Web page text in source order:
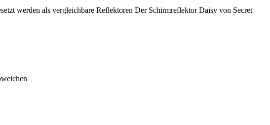
werden als vergleichbare Reflektoren Der Schirmreflektor Daisy von Secret